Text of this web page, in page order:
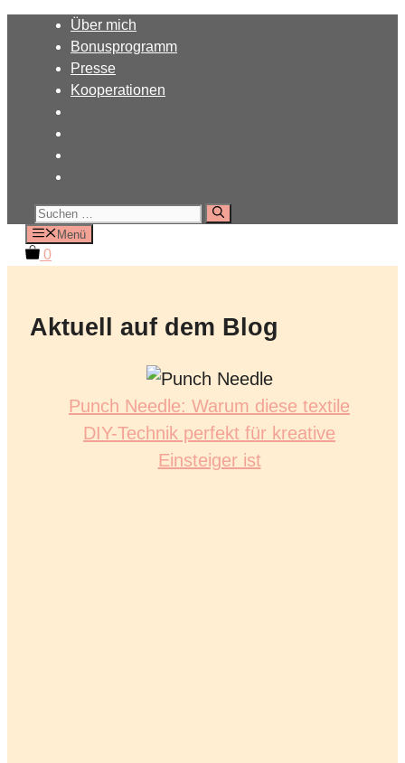
springen
Über mich
Bonusprogramm
Presse
Kooperationen
Suchen
nach:Menü
0
Aktuell auf dem Blog
Punch Needle: Warum diese textile
DIY-Technik perfekt für kreative
Einsteiger ist